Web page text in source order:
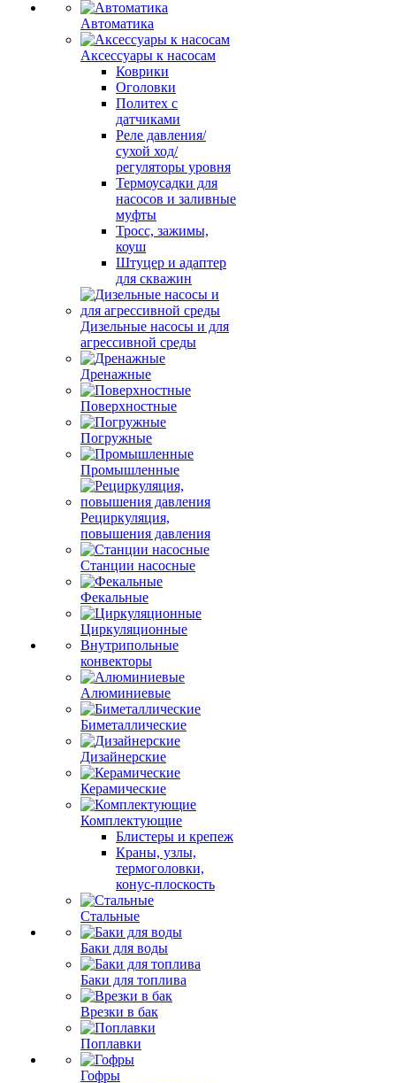
Автоматика
Аксессуары к насосам
Коврики
Оголовки
Политех с
датчиками
Реле давления/
сухой ход/
регуляторы уровня
Термоусадки для
насосов и заливные
муфты
Тросс, зажимы,
коуш
Штуцер и адаптер
для скважин
Дизельные насосы и для
агрессивной среды
Дренажные
Поверхностные
Погружные
Промышленные
Рециркуляция,
повышения давления
Станции насосные
Фекальные
Циркуляционные
Внутрипольные
конвекторы
Алюминиевые
Биметаллические
Дизайнерские
Керамические
Комплектующие
Блистеры и крепеж
Краны, узлы,
термоголовки,
конус-плоскость
Стальные
Баки для воды
Баки для топлива
Врезки в бак
Поплавки
Гофры